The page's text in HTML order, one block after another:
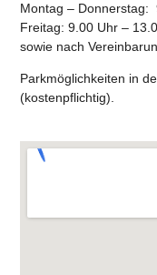
Montag – Donnerstag:
Freitag: 9.00 Uhr –
sowie nach
Parkmöglichkeiten in
(kostenpflichtig).